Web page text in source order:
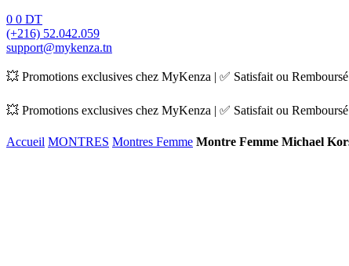
0 0 DT
(+216) 52.042.059
support@mykenza.tn
💥 Promotions exclusives chez MyKenza | ✅ Satisfait ou
💥 Promotions exclusives chez MyKenza | ✅ Satisfait ou
Accueil MONTRES Montres Femme Montre Femme Michael